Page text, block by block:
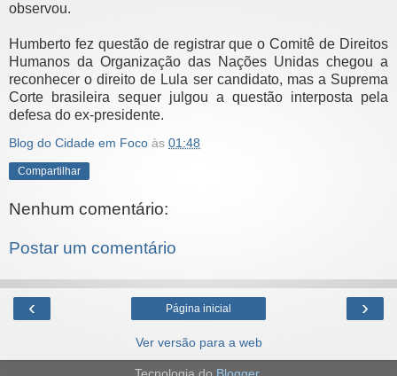
observou.
Humberto fez questão de registrar que o Comitê de Direitos
Humanos da Organização das Nações Unidas chegou a
reconhecer o direito de Lula ser candidato, mas a Suprema
Corte brasileira sequer julgou a questão interposta pela
defesa do ex-presidente.
Blog do Cidade em Foco às 01:48
Compartilhar
Nenhum comentário:
Postar um comentário
‹ ›
Página inicial
Ver versão para a web